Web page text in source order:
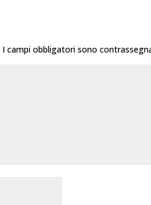
I campi obbligatori sono